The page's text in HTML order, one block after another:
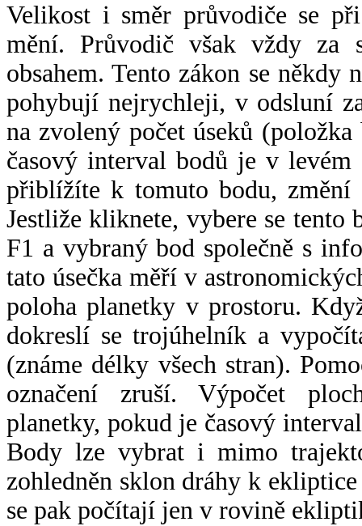
Velikost i směr průvodiče se
mění. Průvodič však vždy za
obsahem. Tento zákon se někdy
pohybují nejrychleji, v odsluní
na zvolený počet úseků
časový interval bodů je v
přiblížíte k tomuto bodu,
Jestliže kliknete, vybere se tento
F1 a vybraný bod společně s
tato úsečka měří v
poloha planetky v prostoru.
dokreslí se trojúhelník a
(známe délky všech stran).
označení zruší. Výpočet
planetky, pokud je časový
Body lze vybrat i mimo
zohledněn sklon dráhy k
se pak počítají jen v rovině